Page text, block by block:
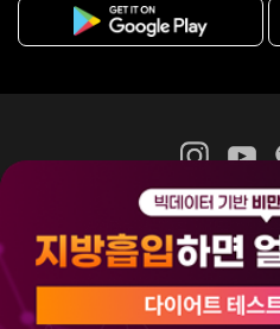
365mc 병·의원 이용약관
비급여진료수
(주)365mcㅣ서울특별시 서초구 서초
120-87-